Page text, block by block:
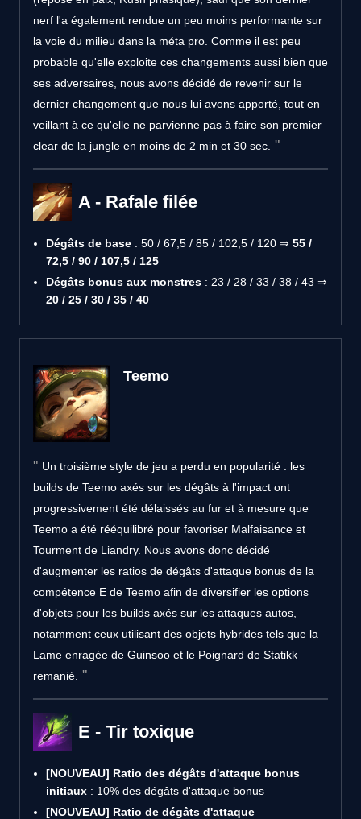
nerf l'a également rendue un peu moins performante sur
la voie du milieu dans la méta pro. Comme il est peu
probable qu'elle exploite ces changements aussi bien que
ses adversaires, nous avons décidé de revenir sur le
dernier changement que nous lui avons apporté, tout en
veillant à ce qu'elle ne parvienne pas à faire son premier
clear de la jungle en moins de 2 min et 30 sec.
A - Rafale filée
Dégâts de base : 50 / 67,5 / 85 / 102,5 / 120 ⇒ 55 /
72,5 / 90 / 107,5 / 125
Dégâts bonus aux monstres : 23 / 28 / 33 / 38 / 43 ⇒
20 / 25 / 30 / 35 / 40
Teemo
Un troisième style de jeu a perdu en popularité : les
builds de Teemo axés sur les dégâts à l'impact ont
progressivement été délaissés au fur et à mesure que
Teemo a été rééquilibré pour favoriser Malfaisance et
Tourment de Liandry. Nous avons donc décidé
d'augmenter les ratios de dégâts d'attaque bonus de la
compétence E de Teemo afin de diversifier les options
d'objets pour les builds axés sur les attaques autos,
notamment ceux utilisant des objets hybrides tels que la
Lame enragée de Guinsoo et le Poignard de Statikk
remanié.
E - Tir toxique
[NOUVEAU] Ratio des dégâts d'attaque bonus
initiaux : 10% des dégâts d'attaque bonus
[NOUVEAU] Ratio de dégâts d'attaque